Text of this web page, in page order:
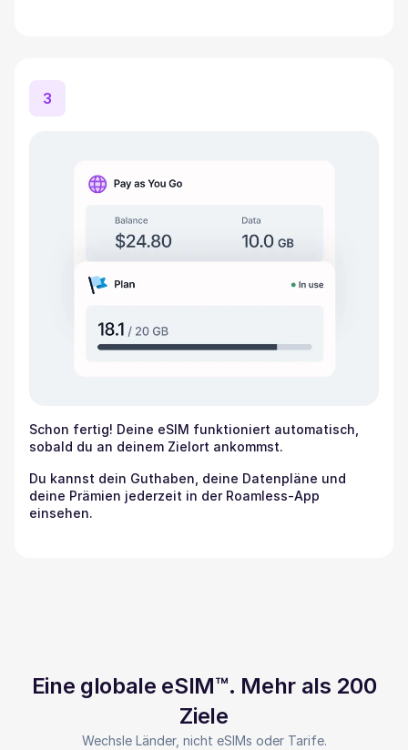
3
Schon fertig! Deine eSIM funktioniert automatisch,
sobald du an deinem Zielort ankommst.
Du kannst dein Guthaben, deine Datenpläne und
deine Prämien jederzeit in der Roamless-App
einsehen.
Eine globale eSIM™. Mehr als 200
Ziele
Wechsle Länder, nicht eSIMs oder Tarife.